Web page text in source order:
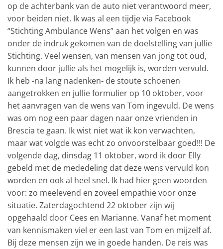
op de achterbank van de auto niet verantwoord meer,
voor beiden niet. Ik was al een tijdje via Facebook
“Stichting Ambulance Wens” aan het volgen en was
onder de indruk gekomen van de doelstelling van jullie
Stichting. Veel wensen, van mensen van jong tot oud,
kunnen door jullie als het mogelijk is, worden vervuld.
Ik heb -na lang nadenken- de stoute schoenen
aangetrokken en jullie formulier op 10 oktober, voor
het aanvragen van de wens van Tom ingevuld. De wens
was om nog een paar dagen naar onze vrienden in
Brescia te gaan. Ik wist niet wat ik kon verwachten,
maar wat volgde was echt zo onvoorstelbaar goed!!! De
volgende dag, dinsdag 11 oktober, word ik door Elly
gebeld met de mededeling dat deze wens vervuld kon
worden en ook al heel snel. Ik had hier geen woorden
voor: zo meelevend en zoveel empathie voor onze
situatie. Zaterdagochtend 22 oktober zijn wij
opgehaald door Cees en Marianne. Vanaf het moment
van kennismaken viel er een last van Tom en mijzelf af.
Bij deze mensen zijn we in goede handen. De reis was